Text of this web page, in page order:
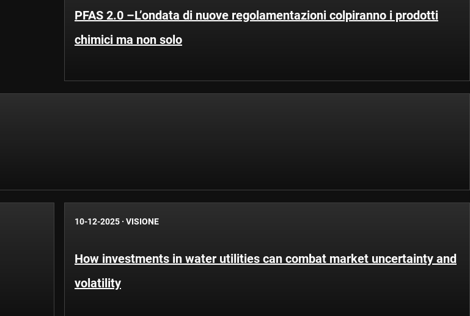
PFAS 2.0 –L’ondata di nuove regolamentazioni colpiranno i prodotti
chimici ma non solo
10-12-2025 · VISIONE
How investments in water utilities can combat market uncertainty and
volatility